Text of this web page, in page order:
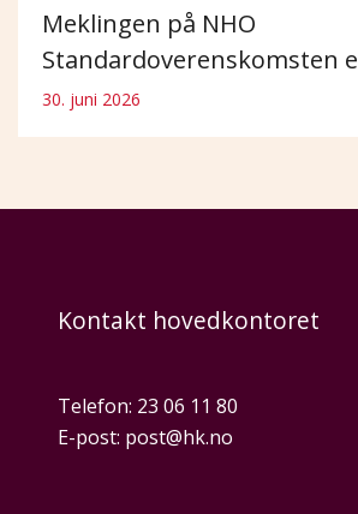
Meklingen på NHO
Standardoverenskomsten
30. juni 2026
Kontakt hovedkontoret
Telefon: 23 06 11 80
E-post: post@hk.no